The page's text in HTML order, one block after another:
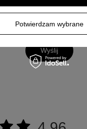
Wyślij
Potwierdzam wybrane